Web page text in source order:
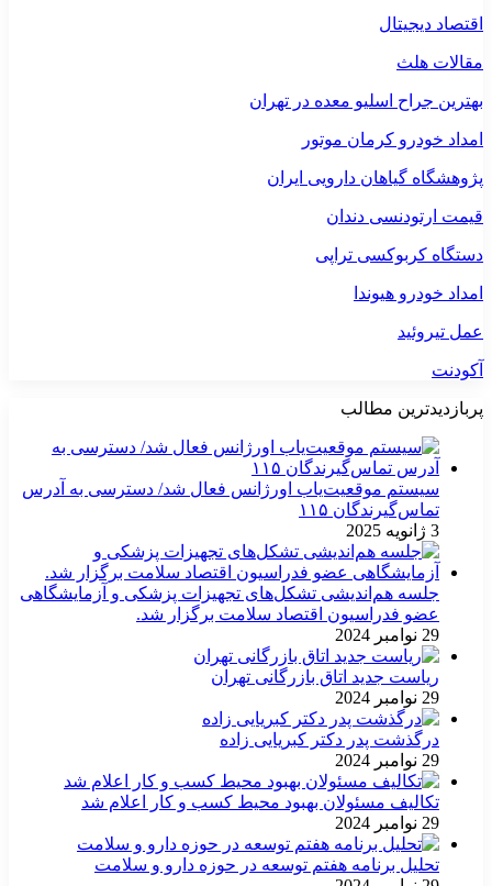
اقتصاد دیجیتال
مقالات هلث
بهترین جراح اسلیو معده در تهران
امداد خودرو کرمان موتور
پژوهشگاه گیاهان دارویی ایران
قیمت ارتودنسی دندان
دستگاه کربوکسی تراپی
امداد خودرو هیوندا
عمل تیروئید
آکودنت
پربازدیدترین مطالب
سیستم موقعیت‌یاب اورژانس فعال شد/ دسترسی به آدرس
تماس‌گیرندگان ۱۱۵
3 ژانویه 2025
جلسه هم‌اندیشی تشکل‌های تجهیزات پزشکی و آزمایشگاهی
عضو فدراسیون اقتصاد سلامت برگزار شد.
29 نوامبر 2024
ریاست جدید اتاق بازرگانی تهران
29 نوامبر 2024
درگذشت پدر دکتر کبریایی زاده
29 نوامبر 2024
تکالیف مسئولان بهبود محیط کسب و کار اعلام شد
29 نوامبر 2024
تحلیل برنامه هفتم توسعه در حوزه دارو و سلامت